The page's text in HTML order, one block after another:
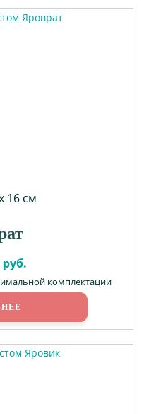
16 см
руб.
комплектации